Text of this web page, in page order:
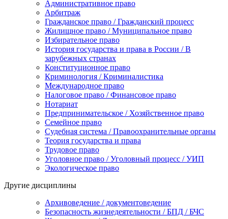
Административное право
Арбитраж
Гражданское право / Гражданский процесс
Жилищное право / Муниципальное право
Избирательное право
История государства и права в России / В
зарубежных странах
Конституционное право
Криминология / Криминалистика
Международное право
Налоговое право / Финансовое право
Нотариат
Предпринимательское / Хозяйственное право
Семейное право
Судебная система / Правоохранительные органы
Теория государства и права
Трудовое право
Уголовное право / Уголовный процесс / УИП
Экологическое право
Другие дисциплины
Архивоведение / документоведение
Безопасность жизнедеятельности / БПД / БЧС